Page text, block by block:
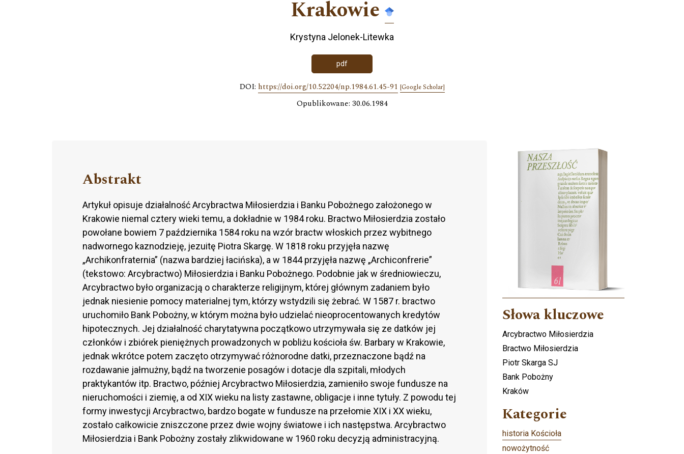
Krakowie
Krystyna Jelonek-Litewka
pdf
DOI: https://doi.org/10.52204/np.1984.61.45-91 [Google Scholar]
Opublikowane: 30.06.1984
Abstrakt
Artykuł opisuje działalność Arcybractwa Miłosierdzia i Banku Pobożnego założonego w
Krakowie niemal cztery wieki temu, a dokładnie w 1984 roku. Bractwo Miłosierdzia zostało
powołane bowiem 7 października 1584 roku na wzór bractw włoskich przez wybitnego
nadwornego kaznodzieję, jezuitę Piotra Skargę. W 1818 roku przyjęła nazwę
„Archikonfraternia” (nazwa bardziej łacińska), a w 1844 przyjęła nazwę „Archiconfrerie”
(tekstowo: Arcybractwo) Miłosierdzia i Banku Pobożnego. Podobnie jak w średniowieczu,
Arcybractwo było organizacją o charakterze religijnym, której głównym zadaniem było
jednak niesienie pomocy materialnej tym, którzy wstydzili się żebrać. W 1587 r. bractwo
uruchomiło Bank Pobożny, w którym można było udzielać nieoprocentowanych kredytów
hipotecznych. Jej działalność charytatywna początkowo utrzymywała się ze datków jej
członków i zbiórek pieniężnych prowadzonych w pobliżu kościoła św. Barbary w Krakowie,
jednak wkrótce potem zaczęto otrzymywać różnorodne datki, przeznaczone bądź na
rozdawanie jałmużny, bądź na tworzenie posagów i dotacje dla szpitali, młodych
praktykantów itp. Bractwo, później Arcybractwo Miłosierdzia, zamieniło swoje fundusze na
nieruchomości i ziemię, a od XIX wieku na listy zastawne, obligacje i inne tytuły. Z powodu tej
formy inwestycji Arcybractwo, bardzo bogate w fundusze na przełomie XIX i XX wieku,
zostało całkowicie zniszczone przez dwie wojny światowe i ich następstwa. Arcybractwo
Miłosierdzia i Bank Pobożny zostały zlikwidowane w 1960 roku decyzją administracyjną.
Cover image
Słowa kluczowe
Arcybractwo Miłosierdzia
Bractwo Miłosierdzia
Piotr Skarga SJ
Bank Pobożny
Kraków
Kategorie
historia Kościoła
nowożytność